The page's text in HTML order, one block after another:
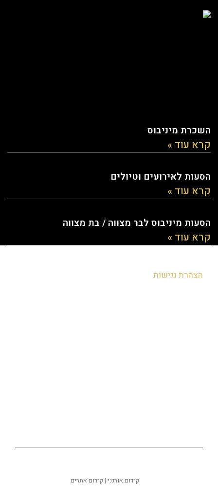
השכרת מיניבוס
קרא עוד »
הסעות לאירועים וטיולים
קרא עוד »
הסעות מיניבוס לבר מצווה / בת מצווה
קרא עוד »
הצהרת נגישות
קידום אורגני | קידום אתרים